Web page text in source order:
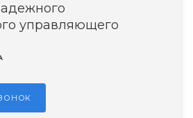
управляющего